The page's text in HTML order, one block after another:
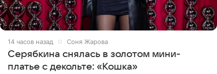
14 часов назад Соня Жарова
Серябкина снялась в золотом мини-
платье с декольте: «Кошка»